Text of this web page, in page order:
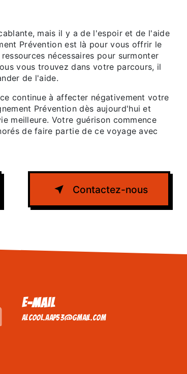
mais il y a de l'espoir et de l'aide
Prévention est là pour vous offrir le
nécessaires pour surmonter
vous trouvez dans votre parcours, il
de l'aide.
continue à affecter négativement votre
Prévention dès aujourd'hui et
meilleure. Votre guérison commence
de faire partie de ce voyage avec
Contactez-nous
E-mail
alcool.aap53@gmail.com